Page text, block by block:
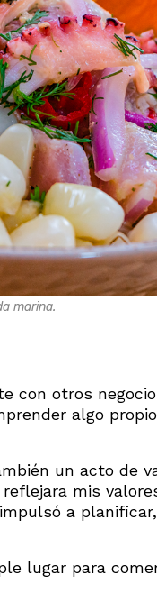
marina.
con otros
algo
un acto de
mis
a
lugar para